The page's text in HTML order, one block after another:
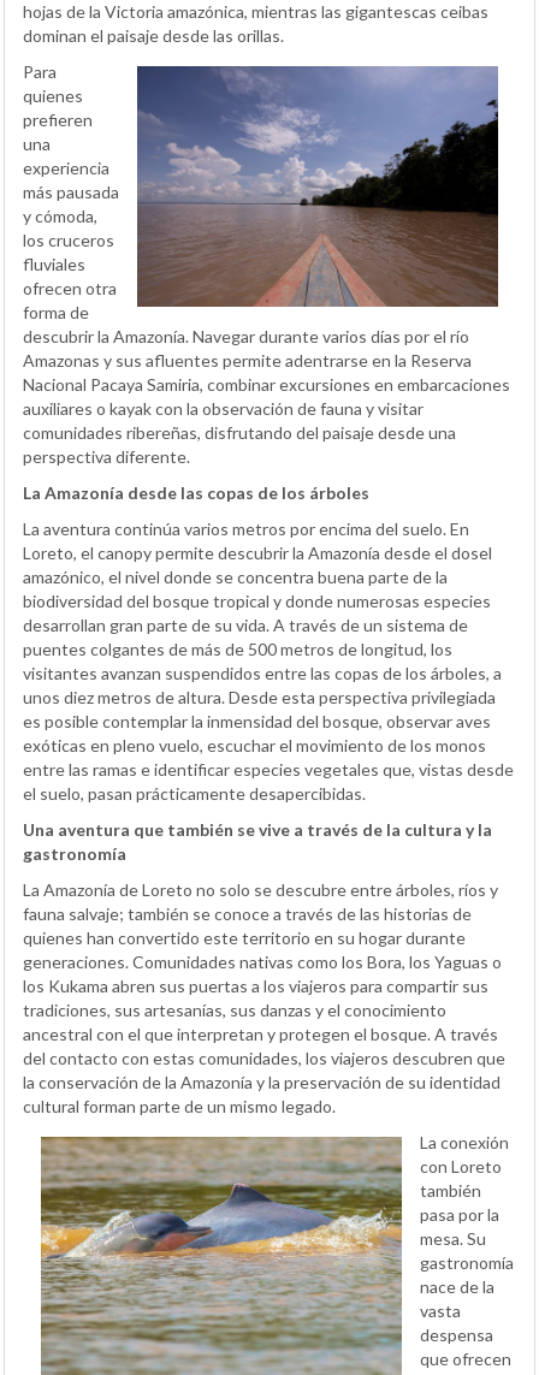
hojas de la Victoria amazónica, mientras las gigantescas ceibas
dominan el paisaje desde las orillas.
Para
quienes
prefieren
una
experiencia
más pausada
y cómoda,
los cruceros
fluviales
ofrecen otra
forma de
descubrir la Amazonía. Navegar durante varios días por el río
Amazonas y sus afluentes permite adentrarse en la Reserva
Nacional Pacaya Samiria, combinar excursiones en embarcaciones
auxiliares o kayak con la observación de fauna y visitar
comunidades ribereñas, disfrutando del paisaje desde una
perspectiva diferente.
La Amazonía desde las copas de los árboles
La aventura continúa varios metros por encima del suelo. En
Loreto, el canopy permite descubrir la Amazonía desde el dosel
amazónico, el nivel donde se concentra buena parte de la
biodiversidad del bosque tropical y donde numerosas especies
desarrollan gran parte de su vida. A través de un sistema de
puentes colgantes de más de 500 metros de longitud, los
visitantes avanzan suspendidos entre las copas de los árboles, a
unos diez metros de altura. Desde esta perspectiva privilegiada
es posible contemplar la inmensidad del bosque, observar aves
exóticas en pleno vuelo, escuchar el movimiento de los monos
entre las ramas e identificar especies vegetales que, vistas desde
el suelo, pasan prácticamente desapercibidas.
Una aventura que también se vive a través de la cultura y la
gastronomía
La Amazonía de Loreto no solo se descubre entre árboles, ríos y
fauna salvaje; también se conoce a través de las historias de
quienes han convertido este territorio en su hogar durante
generaciones. Comunidades nativas como los Bora, los Yaguas o
los Kukama abren sus puertas a los viajeros para compartir sus
tradiciones, sus artesanías, sus danzas y el conocimiento
ancestral con el que interpretan y protegen el bosque. A través
del contacto con estas comunidades, los viajeros descubren que
la conservación de la Amazonía y la preservación de su identidad
cultural forman parte de un mismo legado.
La conexión
con Loreto
también
pasa por la
mesa. Su
gastronomía
nace de la
vasta
despensa
que ofrecen